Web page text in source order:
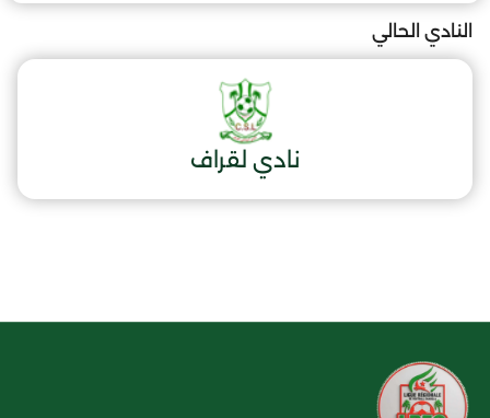
النادي الحالي
نادي لقراف